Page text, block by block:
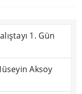
1. Gün
Aksoy